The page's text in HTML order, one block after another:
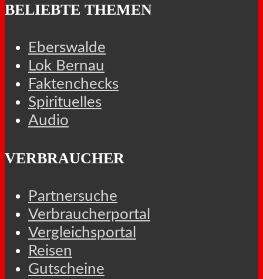
BELIEBTE THEMEN
Eberswalde
Lok Bernau
Faktenchecks
Spirituelles
Audio
VERBRAUCHER
Partnersuche
Verbraucherportal
Vergleichsportal
Reisen
Gutscheine